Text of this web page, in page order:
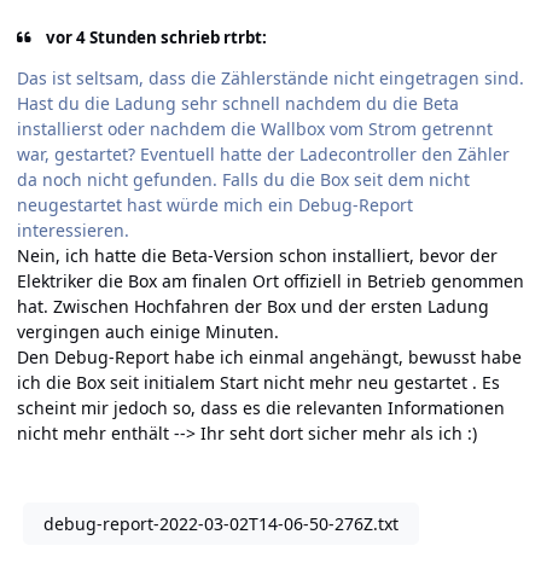
vor 4 Stunden schrieb rtrbt:
Das ist seltsam, dass die Zählerstände nicht eingetragen sind.
Hast du die Ladung sehr schnell nachdem du die Beta
installierst oder nachdem die Wallbox vom Strom getrennt
war, gestartet? Eventuell hatte der Ladecontroller den Zähler
da noch nicht gefunden. Falls du die Box seit dem nicht
neugestartet hast würde mich ein Debug-Report
interessieren.
Nein, ich hatte die Beta-Version schon installiert, bevor der
Elektriker die Box am finalen Ort offiziell in Betrieb genommen
hat. Zwischen Hochfahren der Box und der ersten Ladung
vergingen auch einige Minuten.
Den Debug-Report habe ich einmal angehängt, bewusst habe
ich die Box seit initialem Start nicht mehr neu gestartet . Es
scheint mir jedoch so, dass es die relevanten Informationen
nicht mehr enthält --> Ihr seht dort sicher mehr als ich :)
debug-report-2022-03-02T14-06-50-276Z.txt